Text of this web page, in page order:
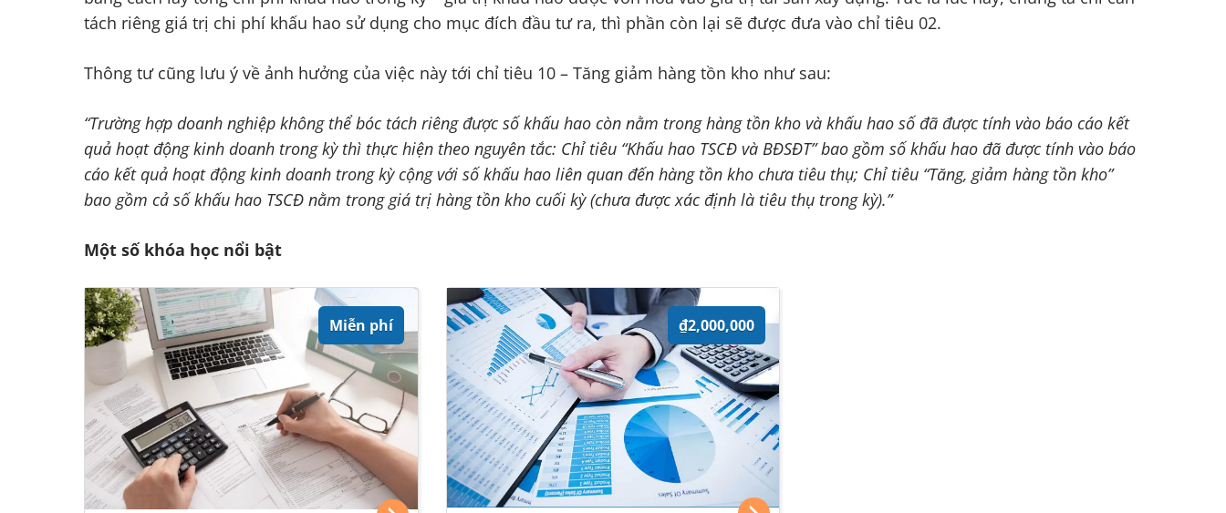
tách riêng giá trị chi phí khấu hao sử dụng cho mục đích đầu tư ra, thì phần còn lại sẽ được đưa vào chỉ tiêu 02.
Thông tư cũng lưu ý về ảnh hưởng của việc này tới chỉ tiêu 10 – Tăng giảm hàng tồn kho như sau:
“Trường hợp doanh nghiệp không thể bóc tách riêng được số khấu hao còn nằm trong hàng tồn kho và khấu hao số đã được tính vào báo cáo kết
quả hoạt động kinh doanh trong kỳ thì thực hiện theo nguyên tắc: Chỉ tiêu “Khấu hao TSCĐ và BĐSĐT” bao gồm số khấu hao đã được tính vào báo
cáo kết quả hoạt động kinh doanh trong kỳ cộng với số khấu hao liên quan đến hàng tồn kho chưa tiêu thụ; Chỉ tiêu “Tăng, giảm hàng tồn kho”
bao gồm cả số khấu hao TSCĐ nằm trong giá trị hàng tồn kho cuối kỳ (chưa được xác định là tiêu thụ trong kỳ).”
Một số khóa học nổi bật
Miễn phí ₫2,000,000